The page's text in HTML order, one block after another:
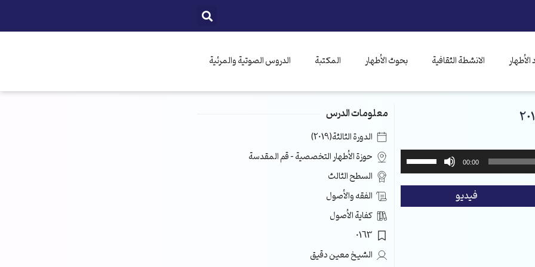
الانشطة الثقافية بحوث الأطهار المكتبة الدروس الصوتية والمرئية
00:00
استخدم
الأسهم
فيديو
معلومات الدرس
الدورة الثالثة(2019)
حوزة الأطهار التخصصية – قم المقدسة
السطح الثالث
الفقه والأصول
كفاية الأصول
0163
الشيخ معين دقيق